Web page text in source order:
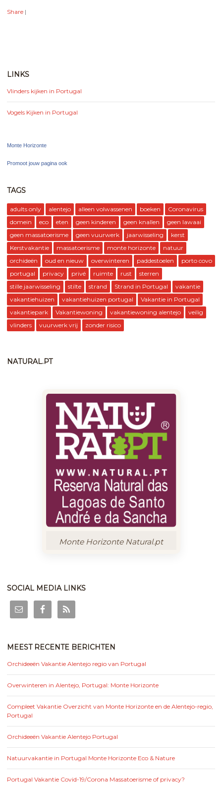
Share |
LINKS
Vlinders kijken in Portugal
Vogels Kijken in Portugal
Monte Horizonte
Promoot jouw pagina ook
TAGS
adults only alentejo alleen volwassenen boeken
Coronavirus
domein
eco eten geen kinderen geen knallen
geen lawaai
geen massatoerisme
geen vuurwerk jaarwisseling
kerst
Kerstvakantie
massatoerisme monte horizonte
natuur
orchideën
oud en nieuw overwinteren paddestoelen
porto covo
portugal
privacy privé ruimte rust
sterren
stille jaarwisseling
stilte strand Strand in Portugal
vakantie
vakantiehuizen
vakantiehuizen portugal
Vakantie in Portugal
vakantiepark
Vakantiewoning vakantiewoning alentejo
veilig
vlinders
vuurwerk vrij zonder risico
NATURAL.PT
Monte Horizonte Natural.pt
SOCIAL MEDIA LINKS
MEEST RECENTE BERICHTEN
Orchideeën Vakantie Alentejo regio van Portugal
Overwinteren in Alentejo, Portugal: Monte Horizonte
Compleet Vakantie Overzicht van Monte Horizonte en de Alentejo-regio,
Portugal
Orchideeën Vakantie Alentejo Portugal
Natuurvakantie in Portugal Monte Horizonte Eco & Nature
Portugal Vakantie Covid-19/Corona Massatoerisme of privacy?